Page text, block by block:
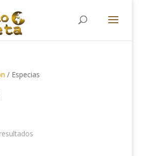
/ Especias